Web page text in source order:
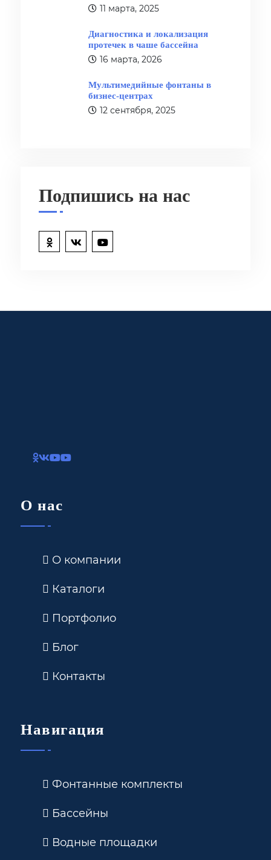
11 марта, 2025
Диагностика и локализация
протечек в чаше бассейна
16 марта, 2026
Мультимедийные фонтаны в
бизнес-центрах
12 сентября, 2025
Подпишись на нас
О нас
О компании
Каталоги
Портфолио
Блог
Контакты
Навигация
Фонтанные комплекты
Бассейны
Водные площадки